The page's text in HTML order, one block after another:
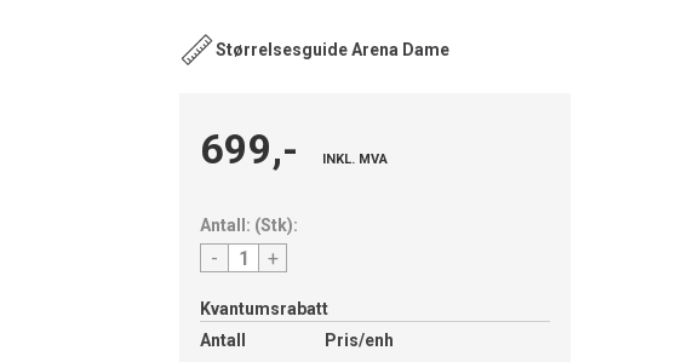
Størrelsesguide Arena Dame
699,- INKL. MVA
Antall: (Stk):
- +
Kvantumsrabatt
Antall
Pris/enh